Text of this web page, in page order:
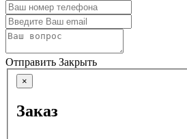
Отправить Закрыть
×
Заказ